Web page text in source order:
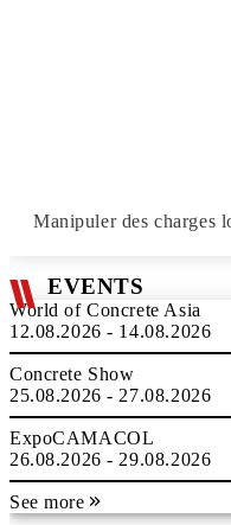
Manipuler des charges
EVENTS
World of Concrete Asia
12.08.2026 - 14.08.2026
Concrete Show
25.08.2026 - 27.08.2026
ExpoCAMACOL
26.08.2026 - 29.08.2026
See more